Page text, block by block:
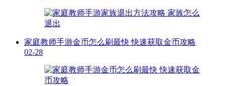
家庭教师手游金币怎么刷最快 快速获取金币攻略
02-28